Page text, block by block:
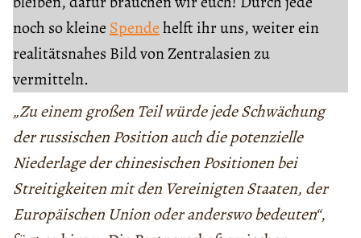
noch so kleineSpendehelft ihr uns, weiter ein
realitätsnahes Bild von Zentralasien zu
vermitteln.
„Zu einem großen Teil würde jede Schwächung
der russischen Position auch die potenzielle
Niederlage der chinesischen Positionen bei
Streitigkeiten mit den Vereinigten Staaten, der
Europäischen Union oder anderswo bedeuten“,